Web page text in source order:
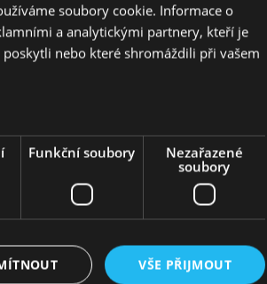
pro oblasti financí, dodavatelského
zkušenosti, kteří koordinují více než
úkoly. Jedním z příkladů, které
proces finanční uzávěrky
dat a řešení chyb v rámci
rozšířila své oborové portfolio
v jednotlivých odvětvích
modely a regulatorní požadavky
soubory cookie. Informace o
a analytickými partnery, kteří je
nebo které shromáždili při vašem
Funkční soubory
Nezařazené
soubory
VŠE PŘIJMOUT